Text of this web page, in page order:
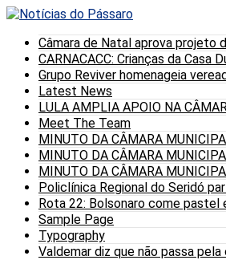
Câmara de Natal aprova projeto
CARNACACC: Crianças da Casa
Grupo Reviver homenageia
Latest News
LULA AMPLIA APOIO NA
Meet The Team
MINUTO DA CÂMARA
MINUTO DA CÂMARA
MINUTO DA CÂMARA
Policlínica Regional do Seridó
Rota 22: Bolsonaro come pastel
Sample Page
Typography
Valdemar diz que não passa